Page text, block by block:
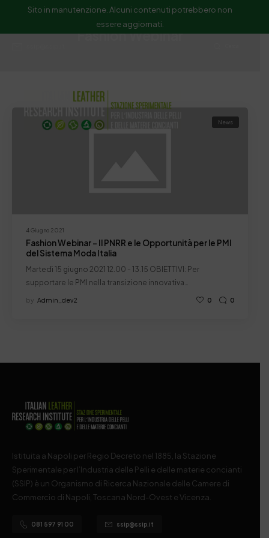
Sito in manutenzione. Alcuni contenuti potrebbero non
essere aggiornati.
Fashion Webinar
4 Giugno 2021
News
Fashion Webinar – Il PNRR e le Opportunità per le PMI
del Sistema Moda Italia
Martedì 15 giugno 2021 12.00 - 13.15 OBIETTIVI: Per
supportare le PMI nella transizione innovativa…
by Admin_dev2 0 0
Istituita a Napoli per Regio Decreto nel 1885, la Stazione
Sperimentale per l’Industria delle Pelli e delle materie concianti
(SSIP) è un Organismo di Ricerca Nazionale delle Camere di
Commercio di Napoli, Toscana Nord-Ovest e Vicenza.
081 597 91 00 ssip@ssip.it